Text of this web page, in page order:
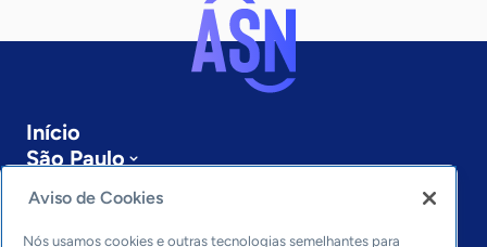
Início
São Paulo
Sobre a ASN
Últimas notícias
Entre em contato
Aviso de Cookies
Nós usamos cookies e outras tecnologias semelhantes para